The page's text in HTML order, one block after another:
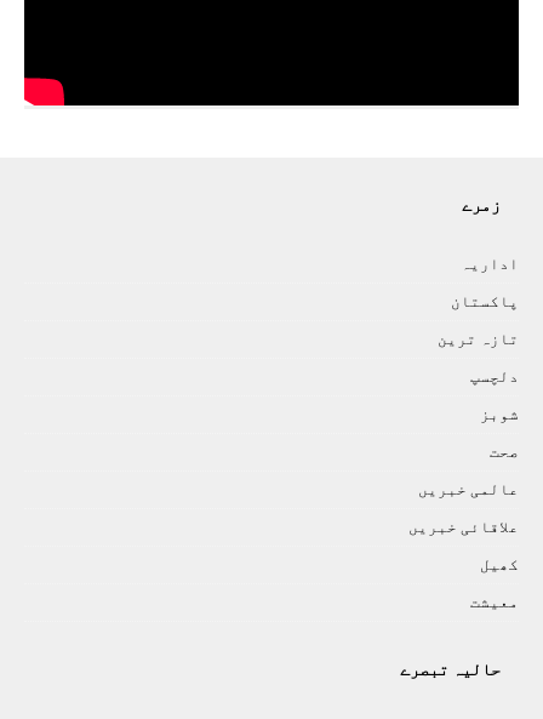
زمرے
اداريہ
پاکستان
تازہ ترين
دلچسپ
شوبز
صحت
عالمی خبريں
علاقائی خبريں
کھيل
معيشت
حالیہ تبصرے